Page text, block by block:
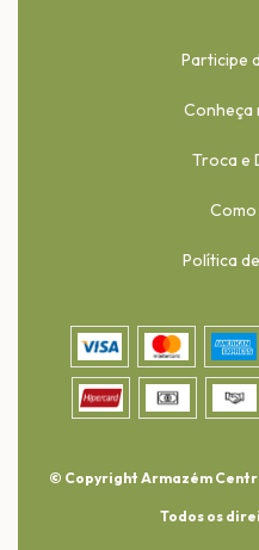
Participe
Conheça
Troca e
Política
© Copyright Armazém
Todos os